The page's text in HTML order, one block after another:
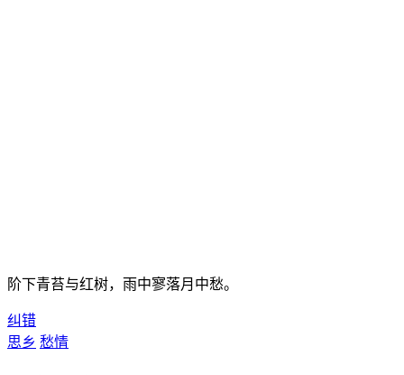
阶下青苔与红树，雨中寥落月中愁。
纠错
思乡 愁情